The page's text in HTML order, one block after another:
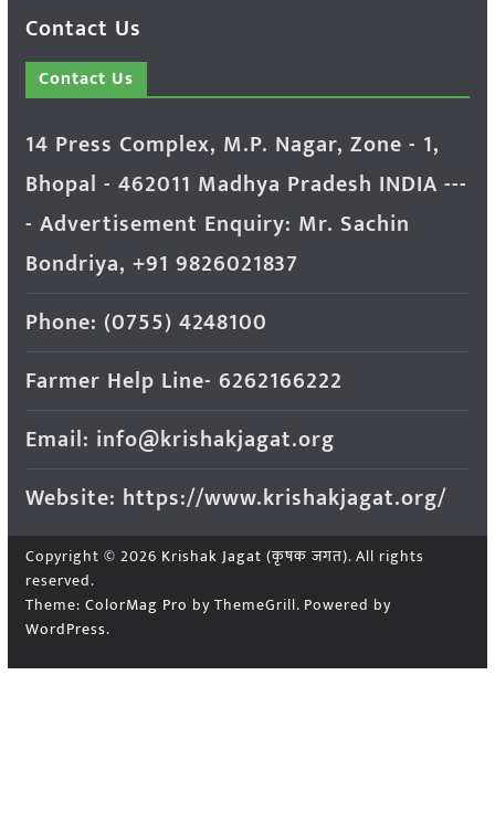
Contact Us
Contact Us
14 Press Complex, M.P. Nagar, Zone - 1,
Bhopal - 462011 Madhya Pradesh INDIA ---
- Advertisement Enquiry: Mr. Sachin
Bondriya, +91 9826021837
Phone: (0755) 4248100
Farmer Help Line- 6262166222
Email: info@krishakjagat.org
Website: https://www.krishakjagat.org/
Copyright © 2026 Krishak Jagat (कृषक जगत). All rights
reserved.
Theme: ColorMag Pro by ThemeGrill. Powered by
WordPress.